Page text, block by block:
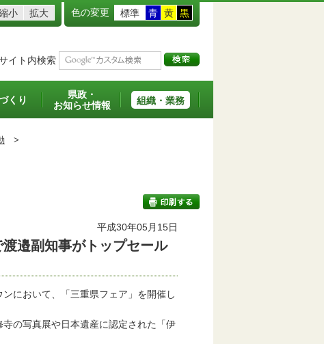
小 拡大 色の変更 標準 青 黄 黒
イト内検索
くり
県政・
お知らせ情報
組織・業務
>
平成30年05月15日
邉副知事がトップセール
において、「三重県フェア」を開催し
の写真展や日本遺産に認定された「伊